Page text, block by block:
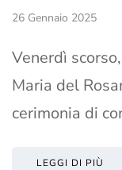
26 Gennaio 2025
Venerdì
Maria del
cerimonia di
LEGGI DI PIÙ